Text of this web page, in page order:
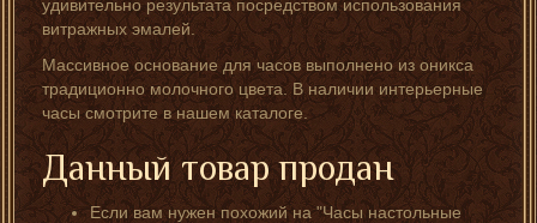
удивительно результата посредством использования
витражных эмалей.
Массивное основание для часов выполнено из оникса
традиционно молочного цвета. В наличии интерьерные
часы смотрите в нашем каталоге.
Данный товар продан
Если вам нужен похожий на "Часы настольные